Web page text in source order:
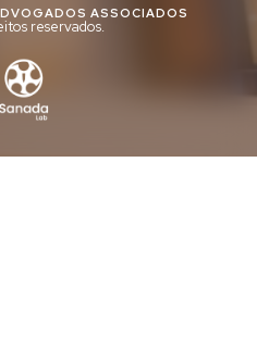
ASSOCIADOS
reservados.